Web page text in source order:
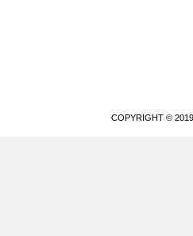
COPYRIGHT ©